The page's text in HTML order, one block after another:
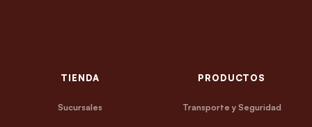
TIENDA
Sucursales
PRODUCTOS
Transporte y Seguridad